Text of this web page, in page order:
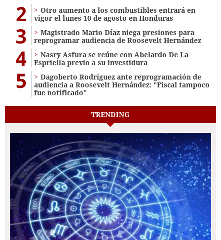
2
Otro aumento a los combustibles entrará en
vigor el lunes 10 de agosto en Honduras
3
Magistrado Mario Díaz niega presiones para
reprogramar audiencia de Roosevelt Hernández
4
Nasry Asfura se reúne con Abelardo De La
Espriella previo a su investidura
5
Dagoberto Rodríguez ante reprogramación de
audiencia a Roosevelt Hernández: "Fiscal tampoco
fue notificado"
TRENDING